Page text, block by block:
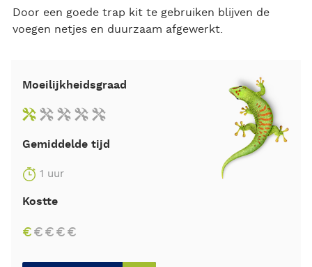
Door een goede trap kit te gebruiken blijven de
voegen netjes en duurzaam afgewerkt.
Moeilijkheidsgraad
Gemiddelde tijd
1 uur
Kostte
€ € € € €